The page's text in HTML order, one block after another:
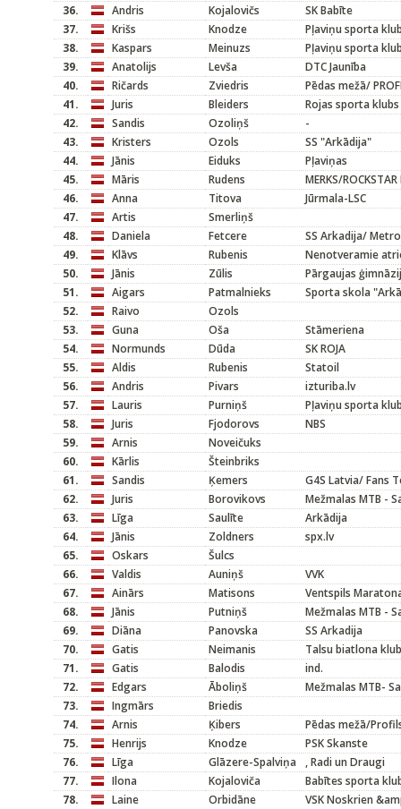
36.
Andris Kojalovičs
SK Babīte
37.
Krišs Knodze
Pļaviņu sporta
38.
Kaspars Meinuzs
Pļaviņu sporta
39.
Anatolijs Levša
DTC Jaunība
40.
Ričards Zviedris
Pēdas mežā/
41.
Juris Bleiders
Rojas sporta klubs
42.
Sandis Ozoliņš
-
43.
Kristers Ozols
SS "Arkādija"
44.
Jānis Eiduks
Pļaviņas
45.
Māris Rudens
MERKS/
46.
Anna Titova
Jūrmala-LSC
47.
Artis
Smerliņš
48.
Daniela Fetcere
SS Arkadija/
49.
Klāvs Rubenis
Nenotveramie
50.
Jānis Zūlis
Pārgaujas
51.
Aigars Patmalnieks
Sporta skola
52.
Raivo
Ozols
53.
Guna Oša
Stāmeriena
54.
Normunds Dūda
SK ROJA
55.
Aldis Rubenis
Statoil
56.
Andris Pivars
izturiba.lv
57.
Lauris Purniņš
Pļaviņu sporta
58.
Juris Fjodorovs
NBS
59.
Arnis
Noveičuks
60.
Kārlis
Šteinbriks
61.
Sandis Ķemers
G4S Latvia/ Fans
62.
Juris Borovikovs
Mežmalas MTB -
63.
Līga Saulīte
Arkādija
64.
Jānis Zoldners
spx.lv
65.
Oskars
Šulcs
66.
Valdis Auniņš
VVK
67.
Ainārs Matisons
Ventspils
68.
Jānis Putniņš
Mežmalas MTB -
69.
Diāna Panovska
SS Arkadija
70.
Gatis Neimanis
Talsu biatlona
71.
Gatis Balodis
ind.
72.
Edgars Āboliņš
Mežmalas MTB-
73.
Ingmārs
Briedis
74.
Arnis Ķibers
Pēdas mežā/
75.
Henrijs Knodze
PSK Skanste
76.
Līga Glāzere-Spalviņa
, Radi un Draugi
77.
Ilona Kojaloviča
Babītes sporta
78.
Laine Orbidāne
VSK Noskrien